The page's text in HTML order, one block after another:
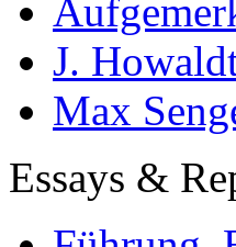
J.
Max
Essays &